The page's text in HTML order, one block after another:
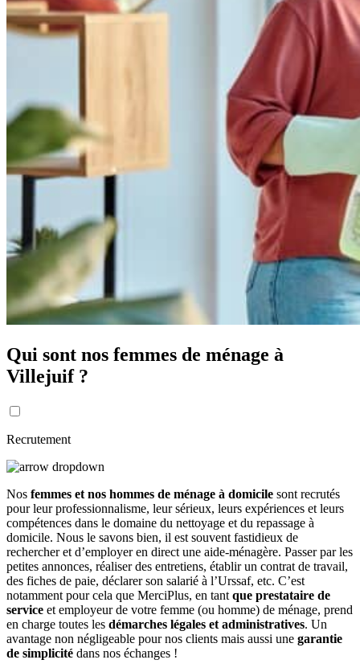
Qui sont nos femmes de ménage à
Villejuif ?
Recrutement
Nos femmes et nos hommes de ménage à domicile sont recrutés
pour leur professionnalisme, leur sérieux, leurs expériences et leurs
compétences dans le domaine du nettoyage et du repassage à
domicile. Nous le savons bien, il est souvent fastidieux de
rechercher et d’employer en direct une aide-ménagère. Passer par les
petites annonces, réaliser des entretiens, établir un contrat de travail,
des fiches de paie, déclarer son salarié à l’Urssaf, etc. C’est
notamment pour cela que MerciPlus, en tant que prestataire de
service et employeur de votre femme (ou homme) de ménage, prend
en charge toutes les démarches légales et administratives. Un
avantage non négligeable pour nos clients mais aussi une garantie
de simplicité dans nos échanges !